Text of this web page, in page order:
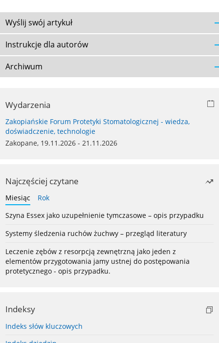
Wyślij swój artykuł
Instrukcje dla autorów
Archiwum
Wydarzenia
Zakopiańskie Forum Protetyki Stomatologicznej - wiedza,
doświadczenie, technologie
Zakopane, 19.11.2026 - 21.11.2026
Najczęściej czytane
Miesiąc
Rok
Szyna Essex jako uzupełnienie tymczasowe – opis przypadku
Systemy śledzenia ruchów żuchwy – przegląd literatury
Leczenie zębów z resorpcją zewnętrzną jako jeden z
elementów przygotowania jamy ustnej do postępowania
protetycznego - opis przypadku.
Indeksy
Indeks słów kluczowych